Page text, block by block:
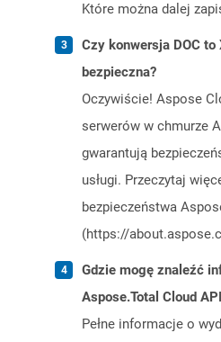
Które można dalej
Czy konwersja DOC
bezpieczna?
Oczywiście! Aspose
serwerów w chmurze
gwarantują
usługi. Przeczytaj
bezpieczeństwa
(https://
Gdzie mogę znaleźć
Aspose.Total Cloud
Pełne informacje o